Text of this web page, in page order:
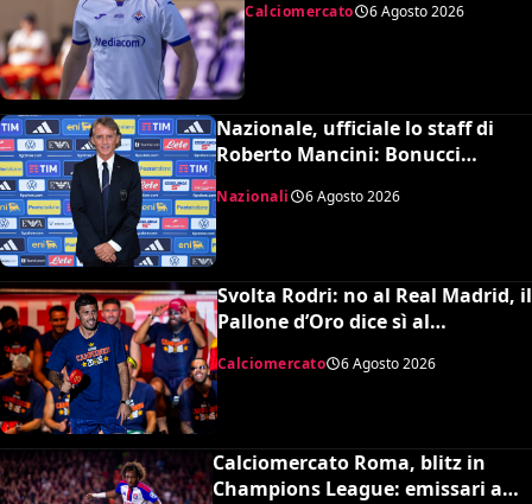
Calciomercato 6 Agosto 2026
Nazionale, ufficiale lo staff di
Roberto Mancini: Bonucci
Nazionali 6 Agosto 2026
Svolta Rodri: no al Real Madrid, il
Pallone d’Oro dice sì al
Barcellona per 50 milioni
Calciomercato 6 Agosto 2026
Calciomercato Roma, blitz in
Champions League: emissari a